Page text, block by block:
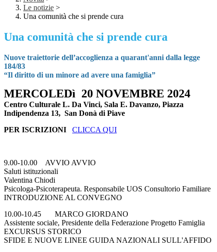
Le notizie >
Una comunità che si prende cura
Una comunità che si prende cura
Nuove traiettorie dell’accoglienza a quarant'anni dalla legge
184/83
“Il diritto di un minore ad avere una famiglia”
MERCOLEDì 20 NOVEMBRE 2024
Centro Culturale L. Da Vinci, Sala E. Davanzo, Piazza
Indipendenza 13, San Donà di Piave
PER ISCRIZIONI
CLICCA QUI
9.00-10.00 AVVIO AVVIO
Saluti istituzionali
Valentina Chiodi
Psicologa-Psicoterapeuta. Responsabile UOS Consultorio Familiare
INTRODUZIONE AL CONVEGNO
10.00-10.45 MARCO GIORDANO
Assistente sociale, Presidente della Federazione Progetto Famiglia
EXCURSUS STORICO
SFIDE E NUOVE LINEE GUIDA NAZIONALI SULL'AFFIDO